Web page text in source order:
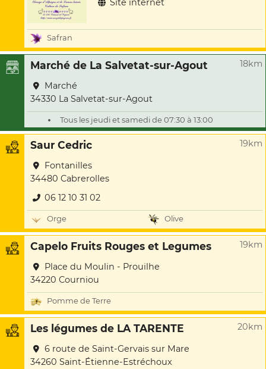
Site internet
Safran
Marché de La Salvetat-sur-Agout 18km
Marché
34330 La Salvetat-sur-Agout
Tous les jeudi et samedi de 07:30 à 13:00
Saur Cedric 19km
Fontanilles
34480 Cabrerolles
06 12 10 31 02
Orge Olive
Capelo Fruits Rouges et Legumes 19km
Place du Moulin - Prouilhe
34220 Courniou
Pomme de Terre
Les légumes de LA TARENTE 20km
6 route de Saint-Gervais sur Mare
34260 Saint-Étienne-Estréchoux